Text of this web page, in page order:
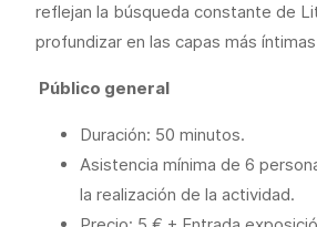
reflejan la búsqueda constante de
profundizar en las capas más
Público general
Duración: 50 minutos.
Asistencia mínima de 6
la realización de la actividad.